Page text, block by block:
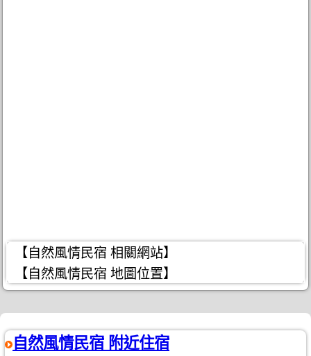
【自然風情民宿 相關網站】
【自然風情民宿 地圖位置】
自然風情民宿 附近住宿